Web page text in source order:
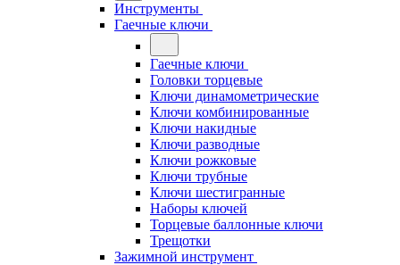
Инструменты
Гаечные ключи
Гаечные ключи
Головки торцевые
Ключи динамометрические
Ключи комбинированные
Ключи накидные
Ключи разводные
Ключи рожковые
Ключи трубные
Ключи шестигранные
Наборы ключей
Торцевые баллонные ключи
Трещотки
Зажимной инструмент